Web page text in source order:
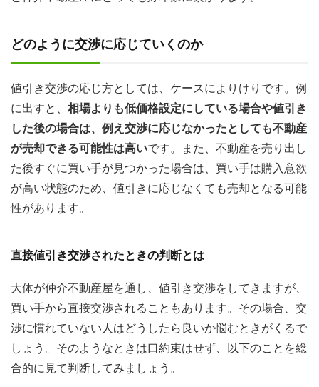
どのように交渉に応じていくのか
値引き交渉の応じ方としては、ケースによりけりです。例
に出すと、 相場よりも低価格設定にしている場合や値引き
した後の場合は、例え交渉に応じなかったとしても不動産
が売却できる可能性は高いです。また、不動産を売り出し
た後すぐに買い手が見つかった場合は、買い手は購入意欲
が高い状態のため、値引きに応じなくても売却となる可能
性があります。
直接値引き交渉されたときの判断とは
大体が仲介不動産屋を通し、値引き交渉をしてきますが、
買い手から直接交渉されることもあります。その場合、交
渉に慣れていない人はどうしたら良いか悩むときがくるで
しょう。そのようなときは 口約束はせず、以下のことを総
合的に見て判断してみましょう。